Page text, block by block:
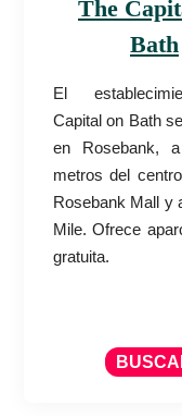
The
Bath
El
Capital on Bath
en Rosebank,
metros del
Rosebank Mall y
Mile. Ofrece
gratuita.